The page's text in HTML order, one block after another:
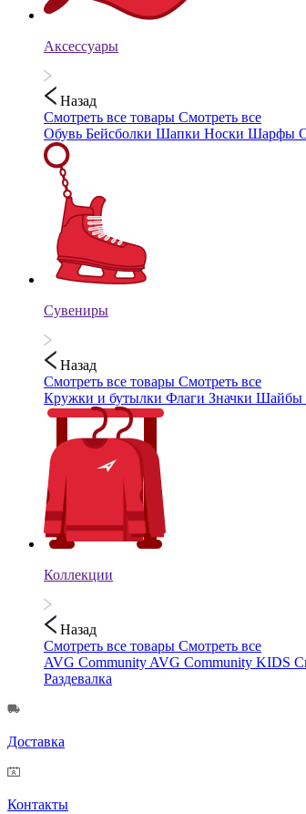
Аксессуары
Назад
Смотреть все товары Смотреть все
Обувь Бейсболки Шапки Носки Шарфы
Сувениры
Назад
Смотреть все товары Смотреть все
Кружки и бутылки Флаги Значки Шайбы
Коллекции
Назад
Смотреть все товары Смотреть все
AVG Community AVG Community KIDS
Раздевалка
Доставка
Контакты